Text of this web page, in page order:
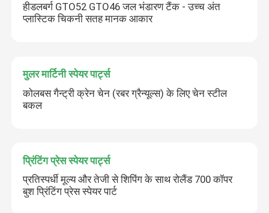
हीडलबर्ग GTO52 GTO46 जल भंडारण टैंक - उच्च अंत
प्लास्टिक चिकनी सतह मानक आकार
मुलर मार्टिनी स्पेयर पार्ट्स
कोलबस गैन्ट्री क्रेन चेन (रबर ग्रैन्यूल्स) के लिए चेन स्टील
बकल
प्रिंटिंग प्रेस स्पेयर पार्ट्स
प्रतिस्पर्धी मूल्य और तेजी से शिपिंग के साथ रोलैंड 700 कॉपर
बुश प्रिंटिंग प्रेस स्पेयर पार्ट